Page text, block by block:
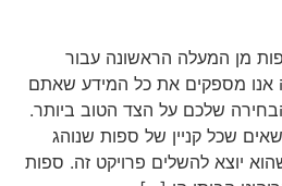
מן המעלה הראשונה עבור
אנו מספקים את כל המידע שאתם
שלכם על הצד הטוב ביותר.
שכל קניין של ספות שנוהג
יוצא להשלים פרויקט זה. ספות